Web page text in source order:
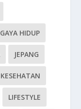
GAYA HIDUP
JEPANG
KESEHATAN
LIFESTYLE